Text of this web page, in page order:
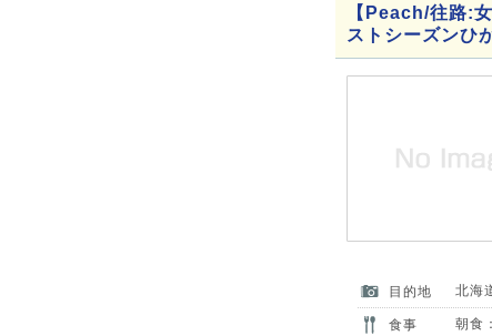
【Peach/往路:
ストシーズンひ
目的地 北海
食事 朝食